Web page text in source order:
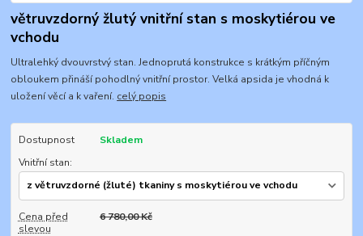
větruvzdorný žlutý vnitřní stan s moskytiérou ve
vchodu
Ultralehký dvouvrstvý stan. Jednoprutá konstrukce s krátkým příčným
obloukem přináší pohodlný vnitřní prostor. Velká apsida je vhodná k
uložení věcí a k vaření. celý popis
Dostupnost
Skladem
Vnitřní stan:
Cena před
slevou
6 780,00 Kč